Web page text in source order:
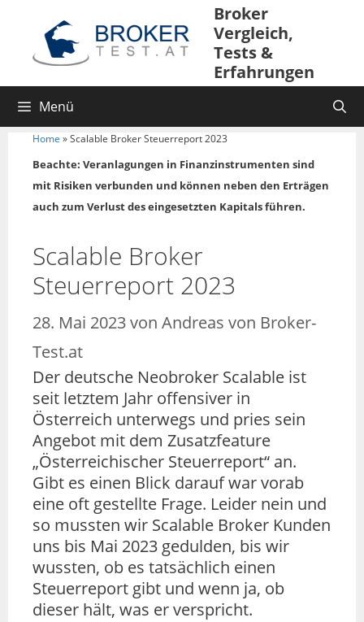
Broker
Vergleich,
Tests &
Erfahrungen
Menü
Home »Scalable Broker Steuerreport 2023
Beachte: Veranlagungen in Finanzinstrumenten sind
mit Risiken verbunden und können neben den Erträgen
auch zum Verlust des eingesetzten Kapitals führen.
Scalable Broker
Steuerreport 2023
28. Mai 2023von Andreas von Broker-
Test.at
Der deutsche Neobroker Scalable ist
seit letztem Jahr offensiver in
Österreich unterwegs und pries sein
Angebot mit dem Zusatzfeature
„Österreichischer Steuerreport“ an.
Gibt es einen Blick darauf war vorab
eine oft gestellte Frage. Leider nein und
so mussten wir Scalable Broker Kunden
uns bis Mai 2023 gedulden, bis wir
wussten, ob es tatsächlich einen
Steuerreport gibt und wenn ja, ob
dieser hält, was er verspricht.